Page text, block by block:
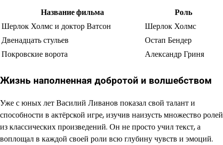
Название фильма
Роль
Шерлок Холмс и доктор Ватсон
Шерлок Холмс
Двенадцать стульев
Остап Бендер
Покровские ворота
Александр Гриня
Жизнь наполненная добротой и волшебством
Уже с юных лет Василий Ливанов показал свой талант и
способности в актёрской игре, изучив наизусть множество ролей
из классических произведений. Он не просто учил текст, а
воплощал в каждой своей роли всю глубину чувств и эмоций.